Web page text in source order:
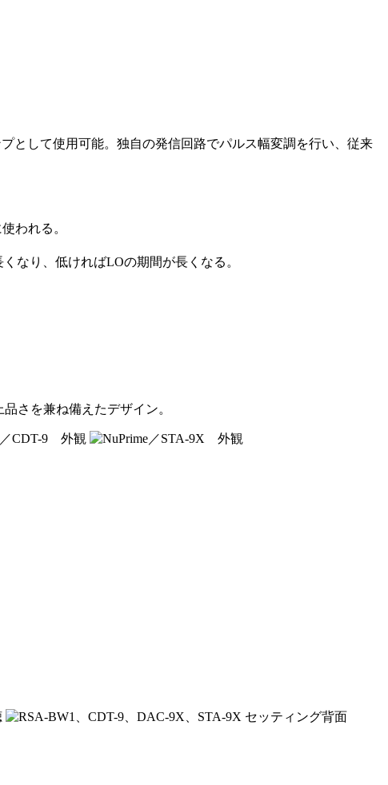
として使用可能。独自の発信回路でパルス幅変調を行い、従来
われる。
なり、低ければLOの期間が長くなる。
さを兼ね備えたデザイン。